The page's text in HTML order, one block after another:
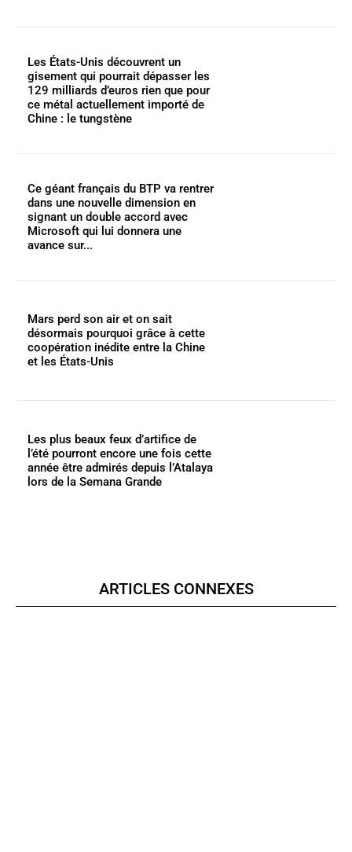
Les États-Unis découvrent un
gisement qui pourrait dépasser les
129 milliards d’euros rien que pour
ce métal actuellement importé de
Chine : le tungstène
Ce géant français du BTP va rentrer
dans une nouvelle dimension en
signant un double accord avec
Microsoft qui lui donnera une
avance sur...
Mars perd son air et on sait
désormais pourquoi grâce à cette
coopération inédite entre la Chine
et les États-Unis
Les plus beaux feux d’artifice de
l’été pourront encore une fois cette
année être admirés depuis l’Atalaya
lors de la Semana Grande
ARTICLES CONNEXES